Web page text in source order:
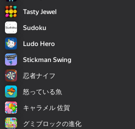
Tasty Jewel
Sudoku
Ludo Hero
Stickman Swing
忍者ナイフ
怒っている魚
キャラメル 佐賀
グミブロックの進化